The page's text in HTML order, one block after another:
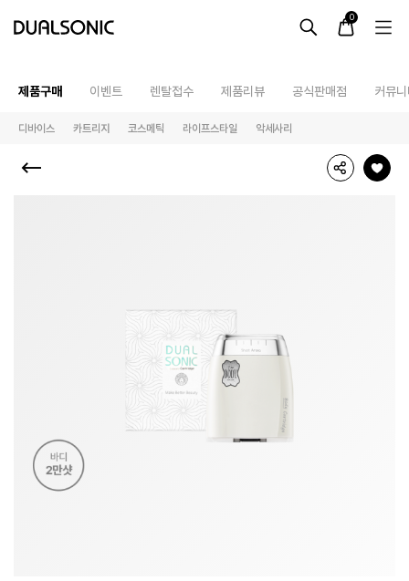
0
제품구매
디바이스 카트리지 코스메틱 라이프스타일 악세사리
이벤트 렌탈접수 제품리뷰 공식판매점 커뮤